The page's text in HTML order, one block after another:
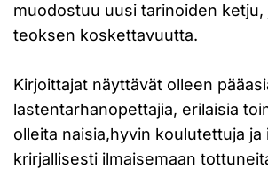
muodostuu uusi tarinoiden ketju,
teoksen koskettavuutta.
Kirjoittajat näyttävät olleen
lastentarhanopettajia, erilaisia
olleita naisia,hyvin koulutettuja ja
krirjallisesti ilmaisemaan